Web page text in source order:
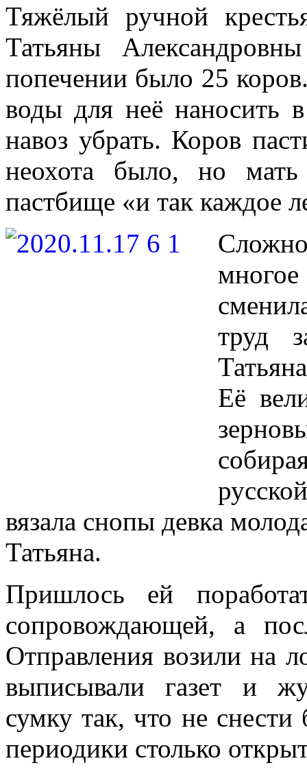
Тяжёлый ручной
Татьяны
попечении было 25
воды для неё наносить
навоз убрать. Коров
неохота было, но
пастбище «и так каждое
многое
труд
Её
вязала снопы девка
Татьяна.
Пришлось ей
сопровождающей, а
Отправления возили на
выписывали газет и
сумку так, что не
периодики столько